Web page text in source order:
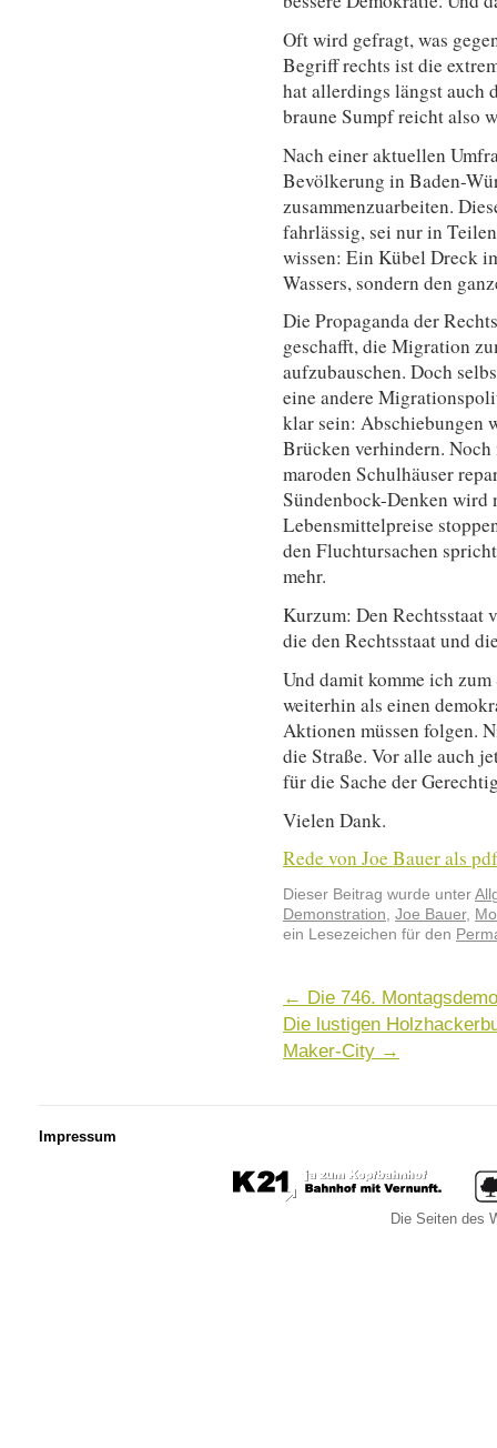
Oft wird gefragt, was
Begriff rechts ist die
hat allerdings längst auch
braune Sumpf reicht also
Nach einer aktuellen
Bevölkerung in Baden-
zusammenzuarbeiten.
fahrlässig, sei nur in
wissen: Ein Kübel Dreck
Wassers, sondern den
Die Propaganda der
geschafft, die Migration
aufzubauschen. Doch
eine andere
klar sein: Abschiebungen
Brücken verhindern.
maroden Schulhäuser
Sündenbock-Denken wird
Lebensmittelpreise
den Fluchtursachen
mehr.
Kurzum: Den
die den Rechtsstaat und
Und damit komme ich
weiterhin als einen
Aktionen müssen folgen.
die Straße. Vor alle auch
für die Sache der
Vielen Dank.
Rede von Joe Bauer als
Dieser Beitrag wurde unter
Demonstration, Joe Bauer,
ein Lesezeichen für den
← Die 746.
Die lustigen
Maker-City →
Impressum
Die Seiten des